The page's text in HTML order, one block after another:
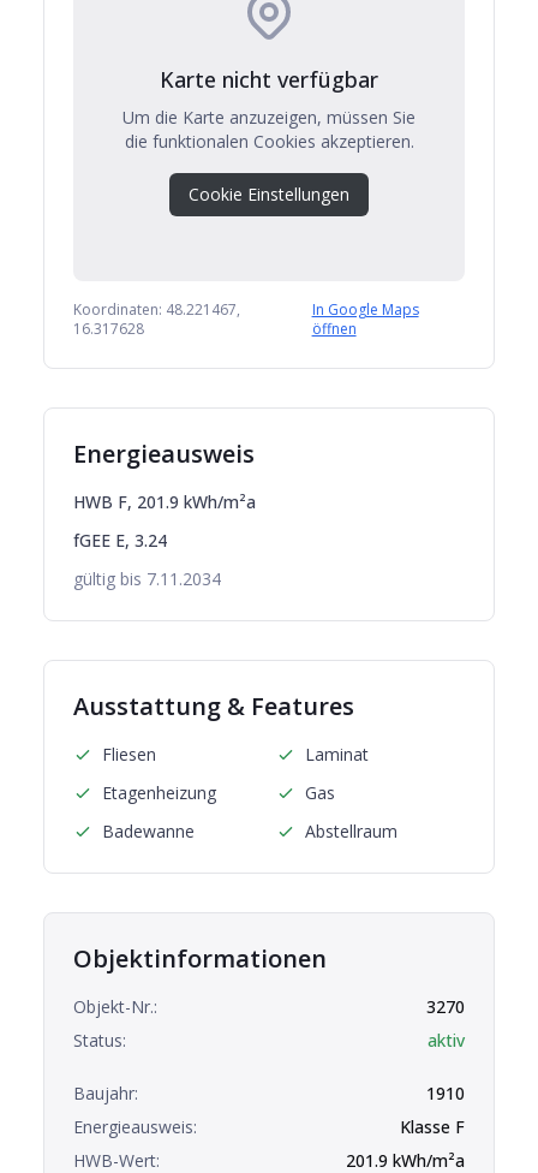
Karte nicht verfügbar
Um die Karte anzuzeigen, müssen Sie
die funktionalen Cookies akzeptieren.
Cookie Einstellungen
Koordinaten: 48.221467,
16.317628
In Google Maps
öffnen
Energieausweis
HWB F, 201.9 kWh/m²a
fGEE E, 3.24
gültig bis 7.11.2034
Ausstattung & Features
Fliesen
Laminat
Etagenheizung
Gas
Badewanne
Abstellraum
Objektinformationen
Objekt-Nr.:
3270
Status:
aktiv
Baujahr:
1910
Energieausweis:
Klasse F
HWB-Wert:
201.9 kWh/m²a